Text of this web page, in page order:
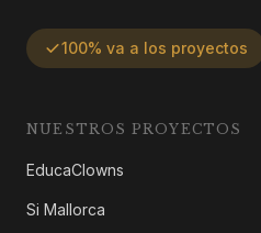
100% va a los proyectos
NUESTROS PROYECTOS
EducaClowns
Si Mallorca